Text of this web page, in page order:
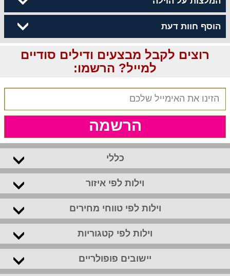
הוסף חוות דעת
רוצים לקבל מבצעים ודילים סודיים
למייל? הרשמו:
הרשמה
כללי
וילות לפי איזור
וילות לפי טווחי מחירים
וילות לפי קטגוריות
יישובים פופולריים